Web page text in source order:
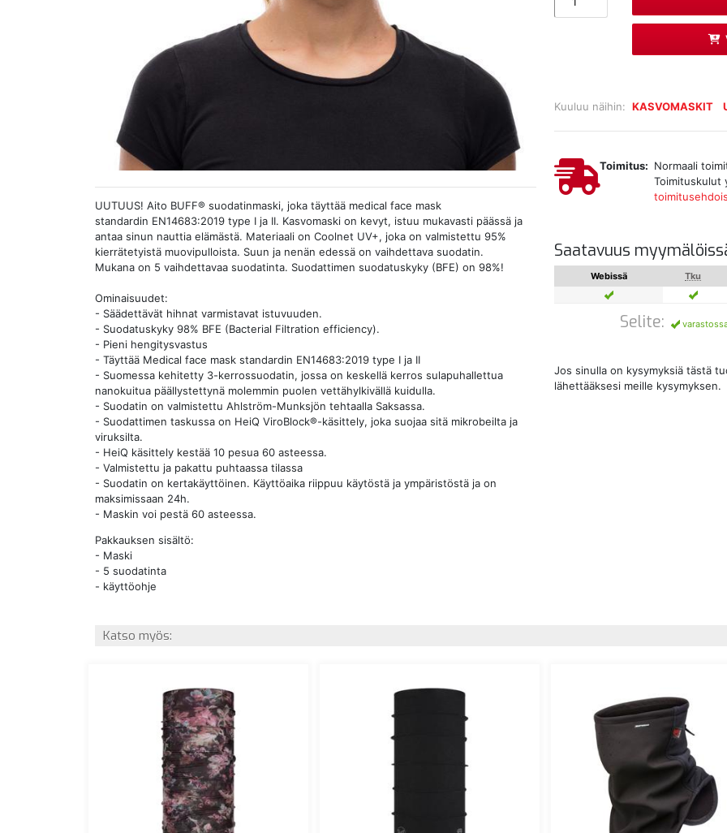
Kuuluu näihin: KASVOMASKIT
Toimitus: Normaali
Toimituskulut
Saatavuus
Webissä Tku
Selite:
Jos sinulla on kysymyksiä tästä
lähettääksesi meille kysymyksen.
UUTUUS! Aito BUFF® suodatinmaski, joka täyttää medical face mask
standardin EN14683:2019 type I ja II. Kasvomaski on kevyt, istuu mukavasti päässä ja
antaa sinun nauttia elämästä. Materiaali on Coolnet UV+, joka on valmistettu 95%
kierrätetyistä muovipulloista. Suun ja nenän edessä on vaihdettava suodatin.
Mukana on 5 vaihdettavaa suodatinta. Suodattimen suodatuskyky (BFE) on 98%!
Ominaisuudet:
- Säädettävät hihnat varmistavat istuvuuden.
- Suodatuskyky 98% BFE (Bacterial Filtration efficiency).
- Pieni hengitysvastus
- Täyttää Medical face mask standardin EN14683:2019 type I ja II
- Suomessa kehitetty 3-kerrossuodatin, jossa on keskellä kerros sulapuhallettua
nanokuitua päällystettynä molemmin puolen vettähylkivällä kuidulla.
- Suodatin on valmistettu Ahlström-Munksjön tehtaalla Saksassa.
- Suodattimen taskussa on HeiQ ViroBlock®-käsittely, joka suojaa sitä mikrobeilta ja
viruksilta.
- HeiQ käsittely kestää 10 pesua 60 asteessa.
- Valmistettu ja pakattu puhtaassa tilassa
- Suodatin on kertakäyttöinen. Käyttöaika riippuu käytöstä ja ympäristöstä ja on
maksimissaan 24h.
- Maskin voi pestä 60 asteessa.
Pakkauksen sisältö:
- Maski
- 5 suodatinta
- käyttöohje
Katso myös: